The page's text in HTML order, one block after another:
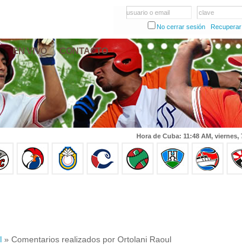
usuario o email
clave
No cerrar sesión
EN VIVO CONTACTO
Hora de Cuba: 11:48 AM, viernes,
» Comentarios realizados por Ortolani Raoul